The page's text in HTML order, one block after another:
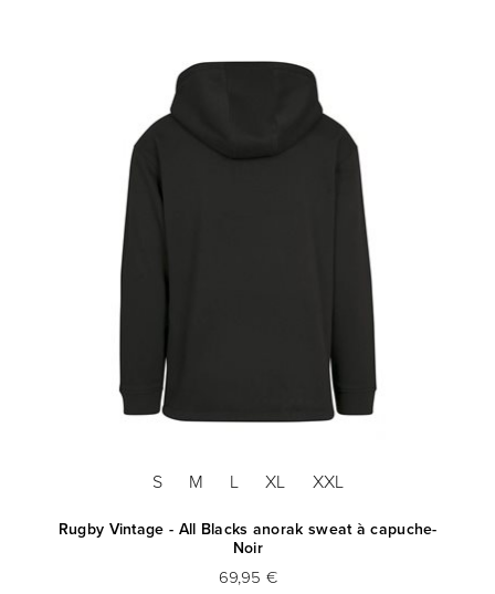
S M L XL XXL
Rugby Vintage - All Blacks anorak sweat à capuche-
Noir
69,95 €